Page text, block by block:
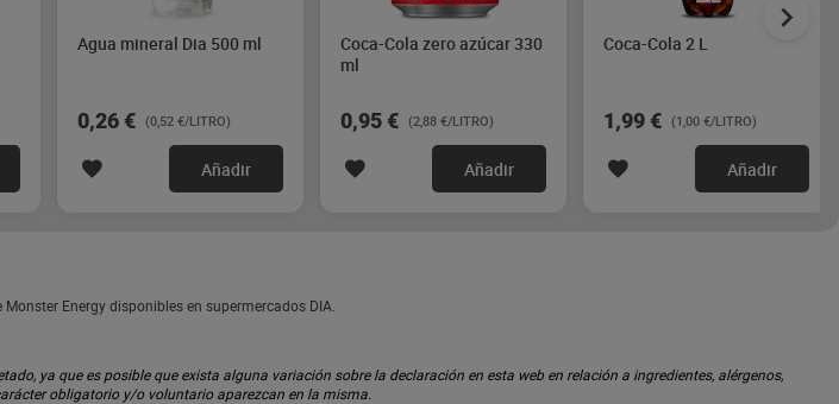
Agua mineral Dia 500 ml
0,26 € (0,52 €/LITRO)
Añadir
Coca-Cola zero azúcar 330
ml
0,95 € (2,88 €/LITRO)
Añadir
Coca-Cola 2 L
1,99 € (1,00 €/LITRO)
Añadir
Energy disponibles en supermercados DIA.
ya que es posible que exista alguna variación sobre la declaración en esta web en relación a ingredientes, alérgenos,
obligatorio y/o voluntario aparezcan en la misma.